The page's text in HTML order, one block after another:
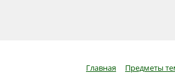
Главная Предметы